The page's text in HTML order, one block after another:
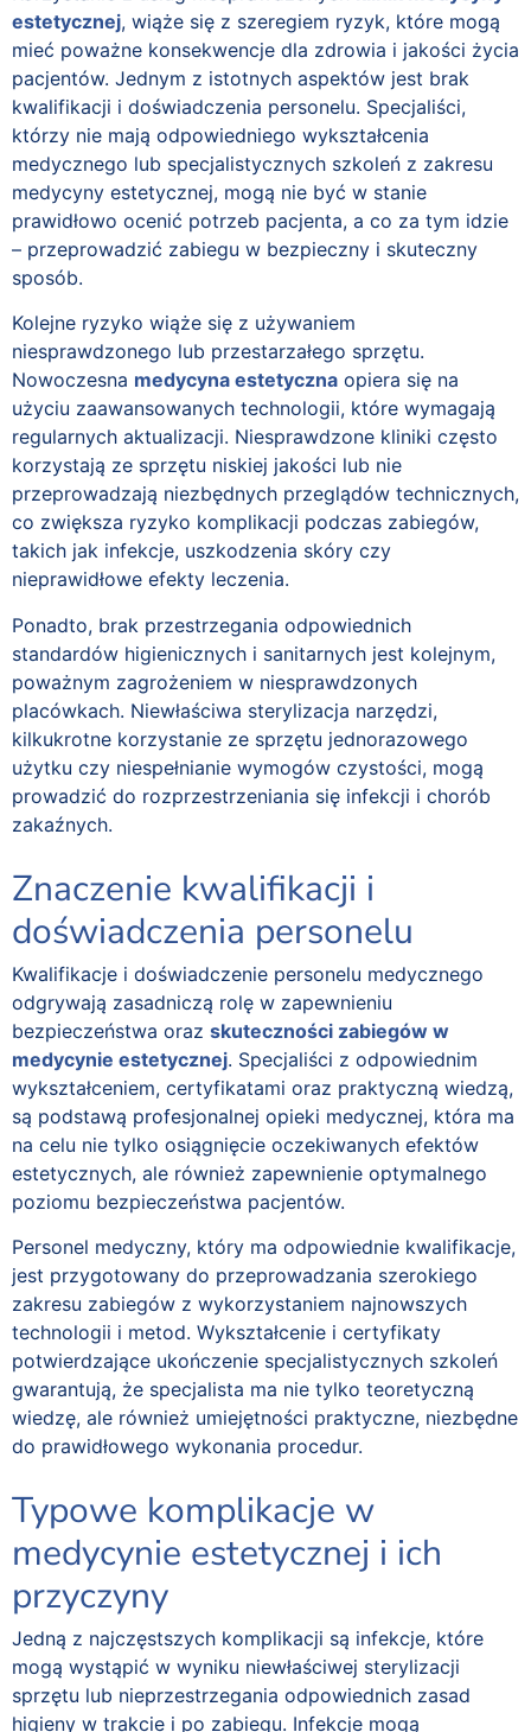
estetycznej, wiąże się z szeregiem ryzyk, które mogą
mieć poważne konsekwencje dla zdrowia i jakości życia
pacjentów. Jednym z istotnych aspektów jest brak
kwalifikacji i doświadczenia personelu. Specjaliści,
którzy nie mają odpowiedniego wykształcenia
medycznego lub specjalistycznych szkoleń z zakresu
medycyny estetycznej, mogą nie być w stanie
prawidłowo ocenić potrzeb pacjenta, a co za tym idzie
– przeprowadzić zabiegu w bezpieczny i skuteczny
sposób.
Kolejne ryzyko wiąże się z używaniem
niesprawdzonego lub przestarzałego sprzętu.
Nowoczesna medycyna estetyczna opiera się na
użyciu zaawansowanych technologii, które wymagają
regularnych aktualizacji. Niesprawdzone kliniki często
korzystają ze sprzętu niskiej jakości lub nie
przeprowadzają niezbędnych przeglądów technicznych,
co zwiększa ryzyko komplikacji podczas zabiegów,
takich jak infekcje, uszkodzenia skóry czy
nieprawidłowe efekty leczenia.
Ponadto, brak przestrzegania odpowiednich
standardów higienicznych i sanitarnych jest kolejnym,
poważnym zagrożeniem w niesprawdzonych
placówkach. Niewłaściwa sterylizacja narzędzi,
kilkukrotne korzystanie ze sprzętu jednorazowego
użytku czy niespełnianie wymogów czystości, mogą
prowadzić do rozprzestrzeniania się infekcji i chorób
zakaźnych.
Znaczenie kwalifikacji i
doświadczenia personelu
Kwalifikacje i doświadczenie personelu medycznego
odgrywają zasadniczą rolę w zapewnieniu
bezpieczeństwa oraz skuteczności zabiegów w
medycynie estetycznej. Specjaliści z odpowiednim
wykształceniem, certyfikatami oraz praktyczną wiedzą,
są podstawą profesjonalnej opieki medycznej, która ma
na celu nie tylko osiągnięcie oczekiwanych efektów
estetycznych, ale również zapewnienie optymalnego
poziomu bezpieczeństwa pacjentów.
Personel medyczny, który ma odpowiednie kwalifikacje,
jest przygotowany do przeprowadzania szerokiego
zakresu zabiegów z wykorzystaniem najnowszych
technologii i metod. Wykształcenie i certyfikaty
potwierdzające ukończenie specjalistycznych szkoleń
gwarantują, że specjalista ma nie tylko teoretyczną
wiedzę, ale również umiejętności praktyczne, niezbędne
do prawidłowego wykonania procedur.
Typowe komplikacje w
medycynie estetycznej i ich
przyczyny
Jedną z najczęstszych komplikacji są infekcje, które
mogą wystąpić w wyniku niewłaściwej sterylizacji
sprzętu lub nieprzestrzegania odpowiednich zasad
higieny w trakcie i po zabiegu. Infekcje mogą